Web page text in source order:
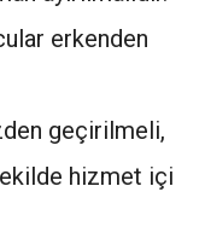
erkenden
geçirilmeli,
hizmet içi